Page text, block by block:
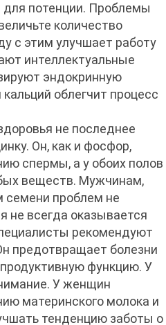
для потенции. Проблемы
количество
с этим улучшает работу
интеллектуальные
эндокринную
облегчит процесс
не последнее
Он, как и фосфор,
спермы, а у обоих полов
веществ. Мужчинам,
семени проблем не
не всегда оказывается
рекомендуют
предотвращает болезни
функцию. У
У женщин
материнского молока и
тенденцию заботы о